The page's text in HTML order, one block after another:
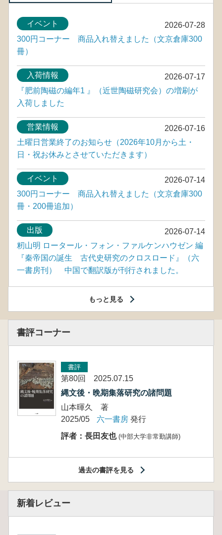
2026-07-28
イベント
300円コーナー 商品入れ替えました（文京倉庫300
冊）
2026-07-17
入荷情報
『肥前陶磁の編年1 』（近世陶磁研究会）の増刷が
入荷しました
2026-07-16
営業情報
土曜日営業終了のお知らせ（2026年10月から土・
日・祝お休みとさせていただきます）
2026-07-14
イベント
300円コーナー 商品入れ替えました（文京倉庫300
冊・200冊追加）
2026-07-14
出版
籾山明 ロータール・フォン・ファルケンハウゼン 編
『秦帝国の誕生 古代史研究のクロスロード』（六
一書房刊） 中国で翻訳版が刊行されました。
もっと見る
書評コーナー
書評
第80回 2025.07.15
縄文後・晩期集落研究の諸問題
山本暉久 著
2025/05
六一書房 発行
評者：長田友也 (中部大学非常勤講師)
過去の書評を見る
新着レビュー